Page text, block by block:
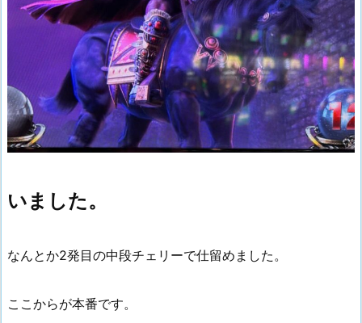
いました。
なんとか2発目の中段チェリーで仕留めました。
ここからが本番です。